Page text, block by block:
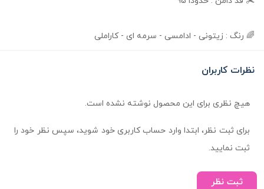
🌈 رنگ : زیتونی - ادامسی - سرمه ای - کاراملی
نظرات کاربران
هیچ نظری برای این محصول نوشته نشده است.
برای ثبت نظر، ابتدا وارد حساب کاربری خود شوید، سپس نظر خود را
ثبت نمایید.
ثبت نظر